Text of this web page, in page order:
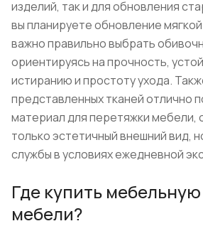
изделий, так и для обновления
вы планируете обновление
важно правильно выбрать
ориентируясь на прочность,
истиранию и простоту ухода.
представленных тканей отлично
материал для перетяжки мебели,
только эстетичный внешний вид,
службы в условиях ежедневной
Где купить
мебели?